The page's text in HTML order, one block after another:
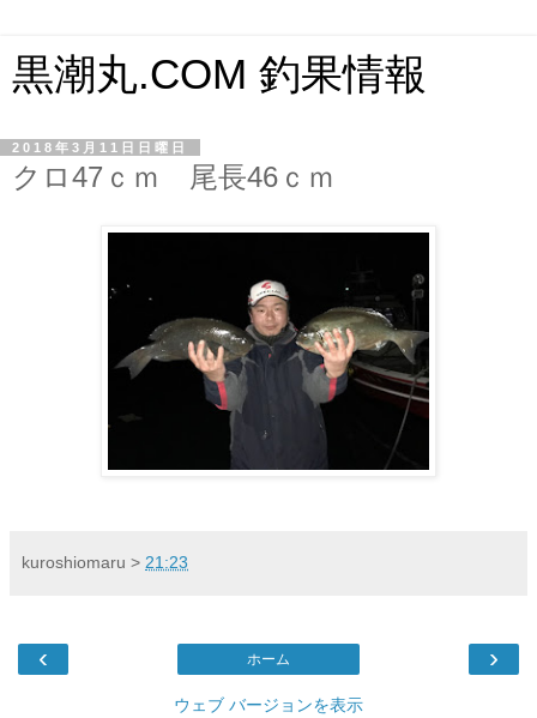
黒潮丸.COM 釣果情報
2018年3月11日日曜日
クロ47ｃｍ 尾長46ｃｍ
kuroshiomaru > 21:23
‹ ›
ホーム
ウェブ バージョンを表示